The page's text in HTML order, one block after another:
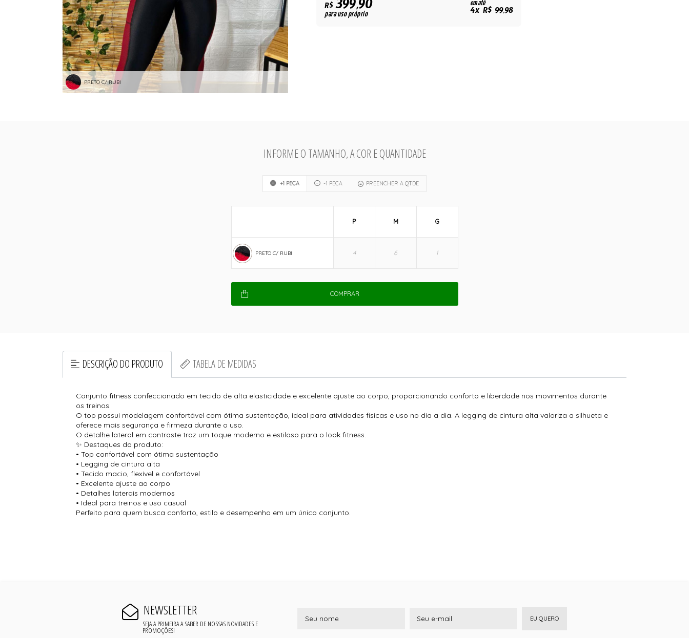
PRETO C/ RUBI
R$399,90
para uso próprio
em até
4x R$ 99,98
INFORME O TAMANHO, A COR E QUANTIDADE
+1 PEÇA -1 PEÇA PREENCHER A QTDE
PRETO C/ RUBI
P M G
COMPRAR
DESCRIÇÃO DO PRODUTO TABELA DE MEDIDAS
Conjunto fitness confeccionado em tecido de alta elasticidade e excelente ajuste ao corpo, proporcionando conforto e liberdade nos movimentos durante
os treinos.
O top possui modelagem confortável com ótima sustentação, ideal para atividades físicas e uso no dia a dia. A legging de cintura alta valoriza a silhueta e
oferece mais segurança e firmeza durante o uso.
O detalhe lateral em contraste traz um toque moderno e estiloso para o look fitness.
✨ Destaques do produto:
• Top confortável com ótima sustentação
• Legging de cintura alta
• Tecido macio, flexível e confortável
• Excelente ajuste ao corpo
• Detalhes laterais modernos
• Ideal para treinos e uso casual
Perfeito para quem busca conforto, estilo e desempenho em um único conjunto.
NEWSLETTER
SEJA A PRIMEIRA A SABER DE NOSSAS NOVIDADES E
PROMOÇÕES!
EU QUERO